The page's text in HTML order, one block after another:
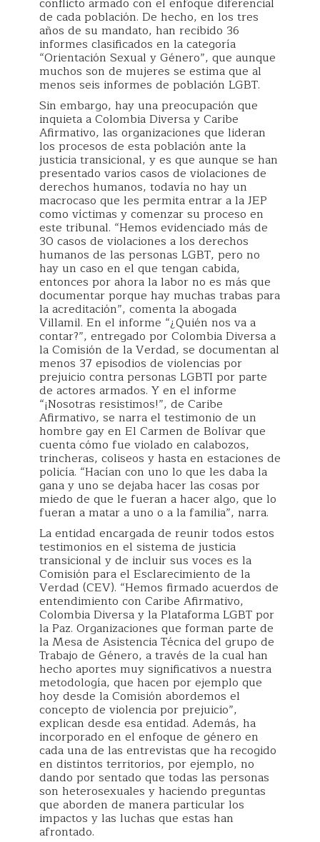
de cada población. De hecho, en los tres
años de su mandato, han recibido 36
informes clasificados en la categoría
“Orientación Sexual y Género”, que aunque
muchos son de mujeres se estima que al
menos seis informes de población LGBT.
Sin embargo, hay una preocupación que
inquieta a Colombia Diversa y Caribe
Afirmativo, las organizaciones que lideran
los procesos de esta población ante la
justicia transicional, y es que aunque se han
presentado varios casos de violaciones de
derechos humanos, todavía no hay un
macrocaso que les permita entrar a la JEP
como víctimas y comenzar su proceso en
este tribunal. “Hemos evidenciado más de
30 casos de violaciones a los derechos
humanos de las personas LGBT, pero no
hay un caso en el que tengan cabida,
entonces por ahora la labor no es más que
documentar porque hay muchas trabas para
la acreditación”, comenta la abogada
Villamil. En el informe “¿Quién nos va a
contar?”, entregado por Colombia Diversa a
la Comisión de la Verdad, se documentan al
menos 37 episodios de violencias por
prejuicio contra personas LGBTI por parte
de actores armados. Y en el informe
“¡Nosotras resistimos!”, de Caribe
Afirmativo, se narra el testimonio de un
hombre gay en El Carmen de Bolívar que
cuenta cómo fue violado en calabozos,
trincheras, coliseos y hasta en estaciones de
policía. “Hacían con uno lo que les daba la
gana y uno se dejaba hacer las cosas por
miedo de que le fueran a hacer algo, que lo
fueran a matar a uno o a la familia”, narra.
La entidad encargada de reunir todos estos
testimonios en el sistema de justicia
transicional y de incluir sus voces es la
Comisión para el Esclarecimiento de la
Verdad (CEV). “Hemos firmado acuerdos de
entendimiento con Caribe Afirmativo,
Colombia Diversa y la Plataforma LGBT por
la Paz. Organizaciones que forman parte de
la Mesa de Asistencia Técnica del grupo de
Trabajo de Género, a través de la cual han
hecho aportes muy significativos a nuestra
metodología, que hacen por ejemplo que
hoy desde la Comisión abordemos el
concepto de violencia por prejuicio”,
explican desde esa entidad. Además, ha
incorporado en el enfoque de género en
cada una de las entrevistas que ha recogido
en distintos territorios, por ejemplo, no
dando por sentado que todas las personas
son heterosexuales y haciendo preguntas
que aborden de manera particular los
impactos y las luchas que estas han
afrontado.